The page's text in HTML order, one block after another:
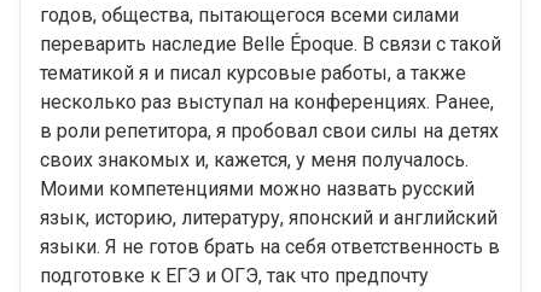
годов, общества, пытающегося всеми силами
переварить наследие Belle Époque. В связи с такой
тематикой я и писал курсовые работы, а также
несколько раз выступал на конференциях. Ранее,
в роли репетитора, я пробовал свои силы на детях
своих знакомых и, кажется, у меня получалось.
Моими компетенциями можно назвать русский
язык, историю, литературу, японский и английский
языки. Я не готов брать на себя ответственность в
подготовке к ЕГЭ и ОГЭ, так что предпочту